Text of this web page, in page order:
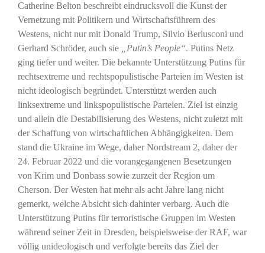
Catherine Belton beschreibt eindrucksvoll die Kunst der
Vernetzung mit Politikern und Wirtschaftsführern des
Westens, nicht nur mit Donald Trump, Silvio Berlusconi und
Gerhard Schröder, auch sie „Putin’s People“. Putins Netz
ging tiefer und weiter. Die bekannte Unterstützung Putins für
rechtsextreme und rechtspopulistische Parteien im Westen ist
nicht ideologisch begründet. Unterstützt werden auch
linksextreme und linkspopulistische Parteien. Ziel ist einzig
und allein die Destabilisierung des Westens, nicht zuletzt mit
der Schaffung von wirtschaftlichen Abhängigkeiten. Dem
stand die Ukraine im Wege, daher Nordstream 2, daher der
24. Februar 2022 und die vorangegangenen Besetzungen
von Krim und Donbass sowie zurzeit der Region um
Cherson. Der Westen hat mehr als acht Jahre lang nicht
gemerkt, welche Absicht sich dahinter verbarg. Auch die
Unterstützung Putins für terroristische Gruppen im Westen
während seiner Zeit in Dresden, beispielsweise der RAF, war
völlig unideologisch und verfolgte bereits das Ziel der